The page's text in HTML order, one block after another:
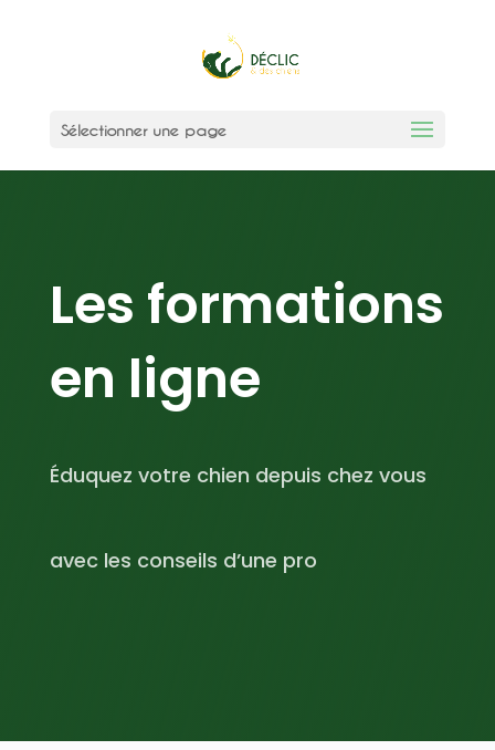
Sélectionner une page
Les formations
en ligne
Éduquez votre chien depuis chez vous
avec les conseils d’une pro